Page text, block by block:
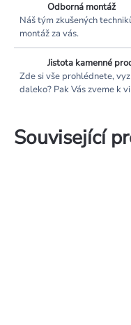
Odborná montáž
Náš tým zkušených
montáž za vás.
Jistota kamenné
Zde si vše prohlédnete,
daleko? Pak Vás zveme k
Související